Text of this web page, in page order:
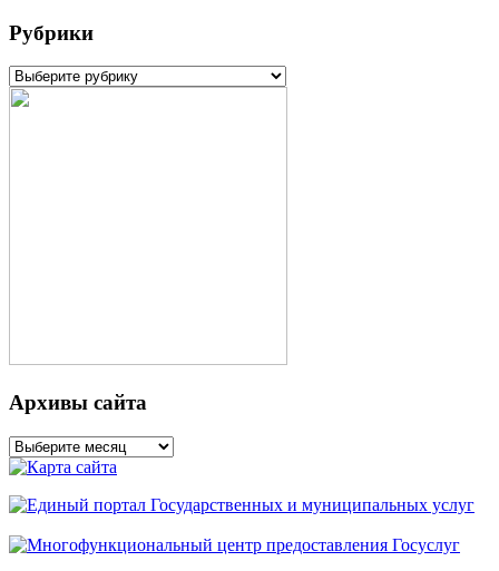
Рубрики
Рубрики
Архивы сайта
Архивы
сайта